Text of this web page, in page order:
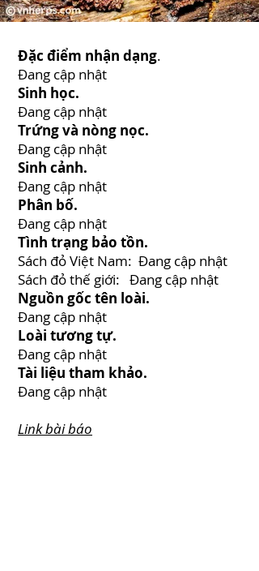
Đặc điểm nhận dạng.
Đang cập nhật
Sinh học.
Đang cập nhật
Trứng và nòng nọc.
Đang cập nhật
Sinh cảnh.
Đang cập nhật
Phân bố.
Đang cập nhật
Tình trạng bảo tồn.
Sách đỏ Việt Nam: Đang cập nhật
Sách đỏ thế giới: Đang cập nhật
Nguồn gốc tên loài.
Đang cập nhật
Loài tương tự.
Đang cập nhật
Tài liệu tham khảo.
Đang cập nhật
Link bài báo